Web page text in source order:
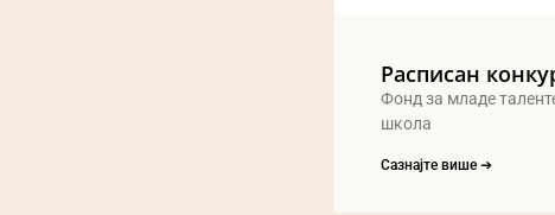
Расписан
Фонд за младе
школа
Сазнајте више ➔